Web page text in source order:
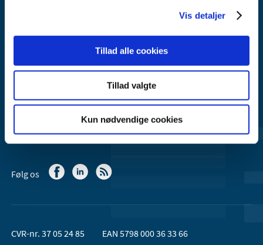
Vis detaljer
Tillad alle cookies
Tillad valgte
Kun nødvendige cookies
Lægemiddelstyrelsen er en del af
Sundheds- og Kirkeministeriet.
Kontakt Lægemiddelstyrelsen
44 88 95 95 (kl. 9 - 15)
Følg os
CVR-nr. 37 05 24 85 EAN 5798 000 36 33 66